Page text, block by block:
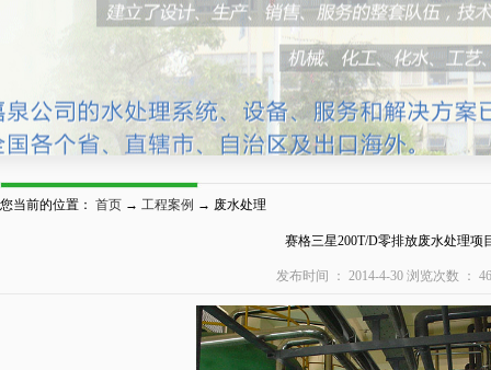
您当前的位置： 首页 → 工程案例 → 废水处理
赛格三星200T/D零排放废水处理项
发布时间 ： 2014-4-30 浏览次数 ：